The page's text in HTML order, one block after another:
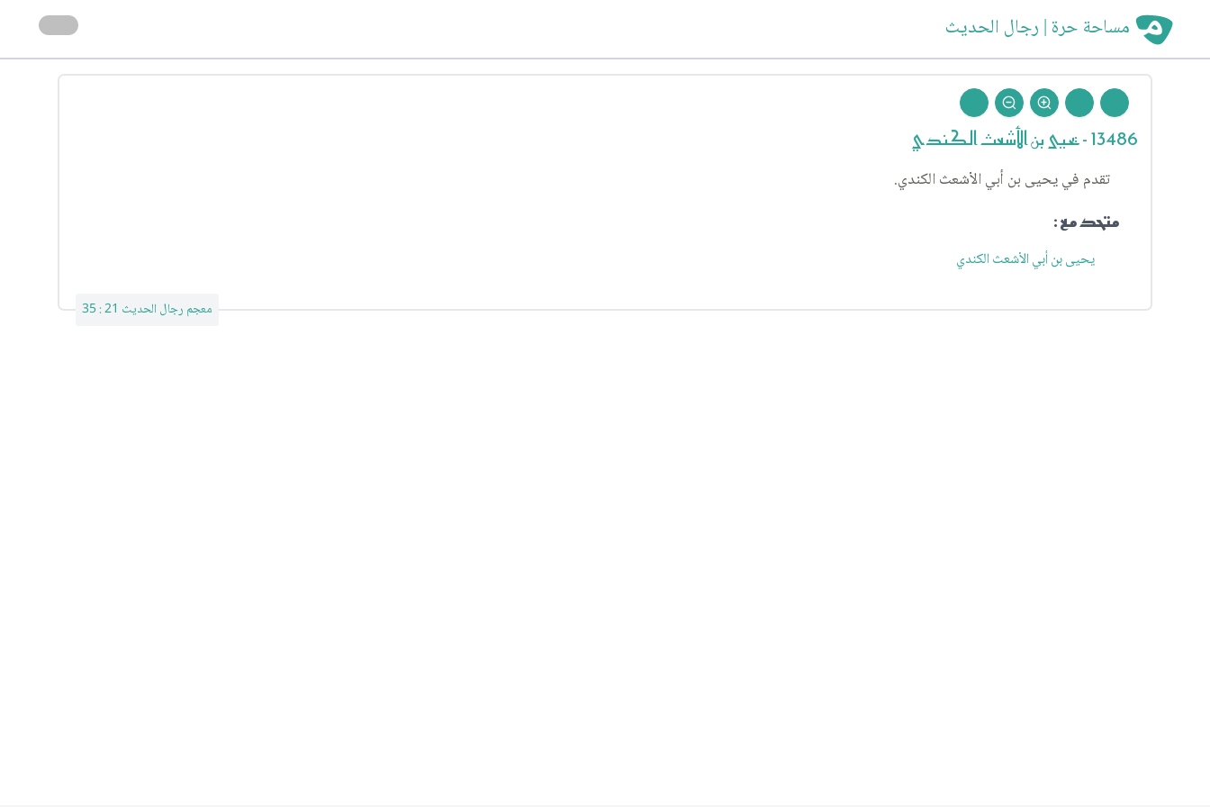
مساحة حرة | رجال الحديث
13486 - يحيى بن الأشعث الكندي
تقدم في يحيى بن أبي الأشعث الكندي.
متحد مع :
يحيى بن أبي الأشعث الكندي
معجم رجال الحديث 21 : 35